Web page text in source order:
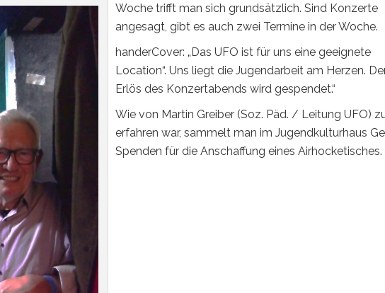
Woche trifft man sich grundsätzlich. Sind Konzerte
angesagt, gibt es auch zwei Termine in der Woche.
handerCover: „Das UFO ist für uns eine geeignete
Location“. Uns liegt die Jugendarbeit am Herzen.
Erlös des Konzertabends wird gespendet.“
Wie von Martin Greiber (Soz. Päd. / Leitung UFO)
erfahren war, sammelt man im Jugendkulturhaus
Spenden für die Anschaffung eines Airhocketisches.